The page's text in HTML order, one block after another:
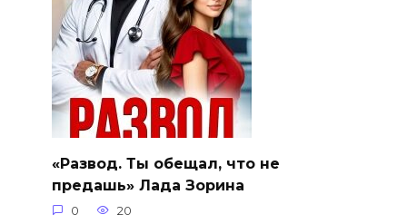
«Развод. Ты обещал, что не
предашь» Лада Зорина
0 20